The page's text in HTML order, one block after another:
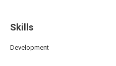
Skills
Development